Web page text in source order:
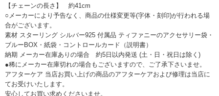
【チェーンの長さ】 約41cm
○メーカーにより予告なく、商品の仕様変更等(字体・刻印)が行われる場
合がございます。
素材 スターリング シルバー925 付属品 ティファニーのアクセサリー袋・
ブルーBOX・紙袋・コントロールカード（説明書）
納期 メーカー在庫ありの場合 約5日以内発送 (土・日・祝日は除く)
●稀にメーカー在庫切れの場合もございますので、ご了承下さいませ。
アフターケア 当店お買い上げの商品のアフターケアおよび修理は当店に
てお受けいたします。
安心してお買い求めくださいませ。